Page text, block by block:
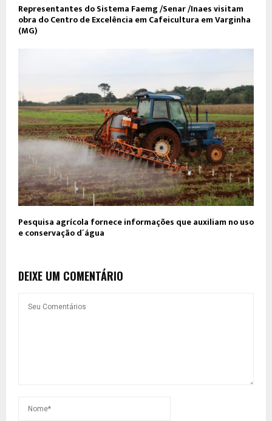
Representantes do Sistema Faemg /Senar /Inaes visitam
obra do Centro de Excelência em Cafeicultura em Varginha
(MG)
Pesquisa agrícola fornece informações que auxiliam no uso
e conservação d´água
DEIXE UM COMENTÁRIO